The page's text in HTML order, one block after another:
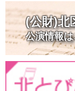
(公財)北
公演情報